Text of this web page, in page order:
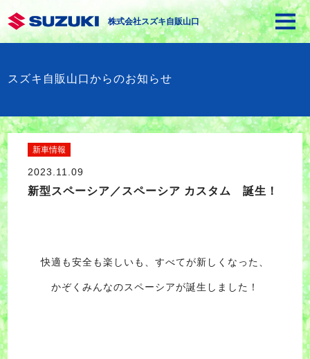
株式会社スズキ自販山口
スズキ自販山口からのお知らせ
新車情報
2023.11.09
新型スペーシア／スペーシア カスタム 誕生！
快適も安全も楽しいも、すべてが新しくなった、
かぞくみんなのスペーシアが誕生しました！